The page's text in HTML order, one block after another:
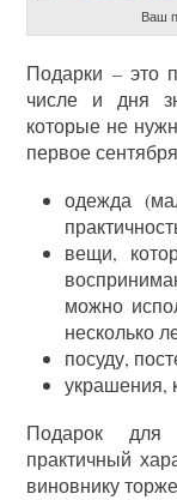
Ваш
Подарки – это
числе и дня
которые не
первое
одежда
вещи,
можно
несколько
посуду,
украшения,
Подарок для
практичный
виновнику